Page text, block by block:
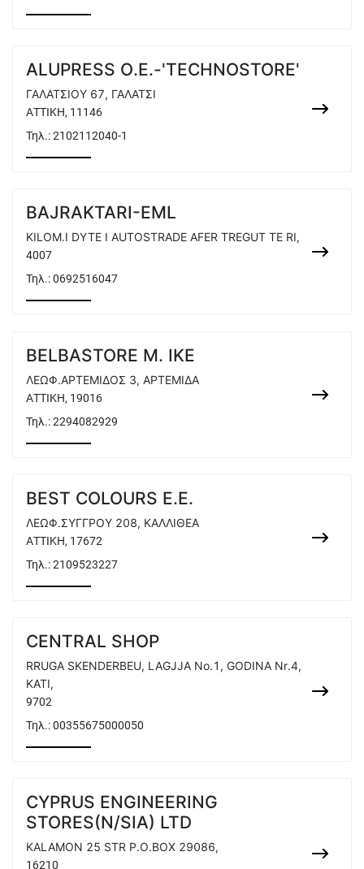
ALUPRESS O.E.-'TECHNOSTORE'
ΓΑΛΑΤΣΙΟΥ 67, ΓΑΛΑΤΣΙ
ΑΤΤΙΚΗ, 11146
Τηλ.:2102112040-1
BAJRAKTARI-EML
KILOM.I DYTE I AUTOSTRADE AFER TREGUT TE RI,
4007
Τηλ.:0692516047
BELBASTORE M. IKE
ΛΕΩΦ.ΑΡΤΕΜΙΔΟΣ 3, ΑΡΤΕΜΙΔΑ
ΑΤΤΙΚΗ, 19016
Τηλ.:2294082929
BEST COLOURS E.E.
ΛΕΩΦ.ΣΥΓΓΡΟΥ 208, ΚΑΛΛΙΘΕΑ
ΑΤΤΙΚΗ, 17672
Τηλ.:2109523227
CENTRAL SHOP
RRUGA SKENDERBEU, LAGJJA No.1, GODINA Nr.4,
KATI,
9702
Τηλ.:00355675000050
CYPRUS ENGINEERING
STORES(N/SIA) LTD
KALAMON 25 STR P.O.BOX 29086,
16210